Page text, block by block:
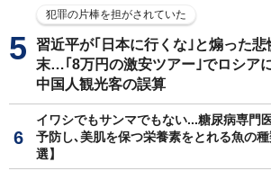
犯罪の片棒を担がされていた
習近平が｢日本に行くな｣と煽った悲
末…｢8万円の激安ツアー｣でロシア
中国人観光客の誤算
イワシでもサンマでもない...糖尿病専門
予防し､美肌を保つ栄養素をとれる魚の
選】